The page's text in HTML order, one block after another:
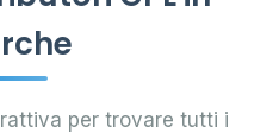
per trovare tutti i